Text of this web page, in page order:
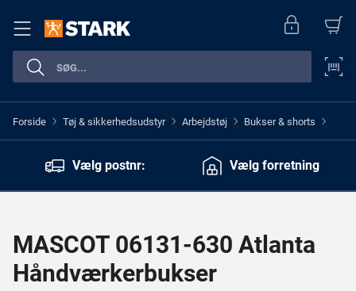
Forside > Tøj & sikkerhedsudstyr > Arbejdstøj > Bukser & shorts >
Vælg postnr: Vælg forretning
MASCOT 06131-630 Atlanta
Håndværkerbukser